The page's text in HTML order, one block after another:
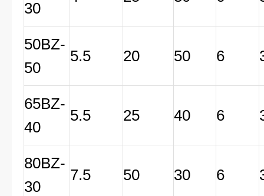
30
50BZ-
50
5.5 20 50 6
65BZ-
40
5.5 25 40 6
80BZ-
30
7.5 50 30 6